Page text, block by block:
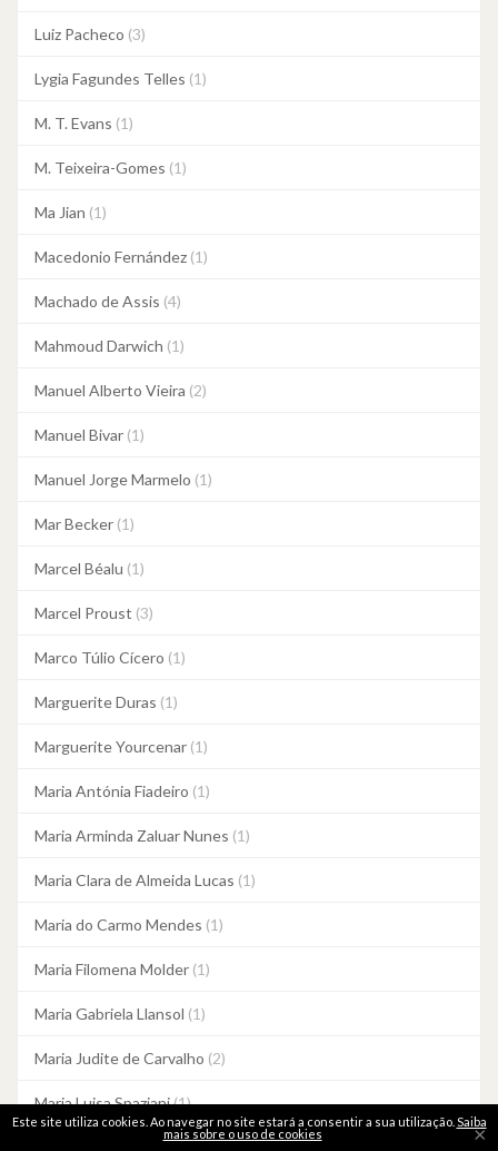
Luiz Pacheco (3)
Lygia Fagundes Telles (1)
M. T. Evans (1)
M. Teixeira-Gomes (1)
Ma Jian (1)
Macedonio Fernández (1)
Machado de Assis (4)
Mahmoud Darwich (1)
Manuel Alberto Vieira (2)
Manuel Bivar (1)
Manuel Jorge Marmelo (1)
Mar Becker (1)
Marcel Béalu (1)
Marcel Proust (3)
Marco Túlio Cícero (1)
Marguerite Duras (1)
Marguerite Yourcenar (1)
Maria Antónia Fiadeiro (1)
Maria Arminda Zaluar Nunes (1)
Maria Clara de Almeida Lucas (1)
Maria do Carmo Mendes (1)
Maria Filomena Molder (1)
Maria Gabriela Llansol (1)
Maria Judite de Carvalho (2)
Maria Luisa Spaziani(1)
Este site utiliza cookies. Ao navegar no site estará a consentir a sua utilização. Saiba
mais sobre o uso de cookies
×